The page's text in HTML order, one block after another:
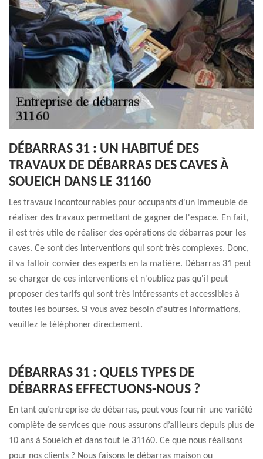
DÉBARRAS 31 : UN HABITUÉ DES
TRAVAUX DE DÉBARRAS DES CAVES À
SOUEICH DANS LE 31160
Les travaux incontournables pour occupants d'un immeuble de
réaliser des travaux permettant de gagner de l'espace. En fait,
il est très utile de réaliser des opérations de débarras pour les
caves. Ce sont des interventions qui sont très complexes. Donc,
il va falloir convier des experts en la matière. Débarras 31 peut
se charger de ces interventions et n'oubliez pas qu'il peut
proposer des tarifs qui sont très intéressants et accessibles à
toutes les bourses. Si vous avez besoin d'autres informations,
veuillez le téléphoner directement.
DÉBARRAS 31 : QUELS TYPES DE
DÉBARRAS EFFECTUONS-NOUS ?
En tant qu’entreprise de débarras, peut vous fournir une variété
complète de services que nous assurons d’ailleurs depuis plus de
10 ans à Soueich et dans tout le 31160. Ce que nous réalisons
pour nos clients ? Nous faisons le débarras maison ou